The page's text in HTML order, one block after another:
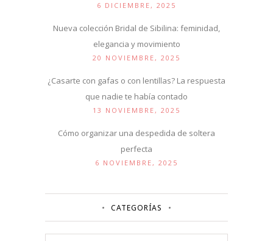
6 DICIEMBRE, 2025
Nueva colección Bridal de Sibilina: feminidad,
elegancia y movimiento
20 NOVIEMBRE, 2025
¿Casarte con gafas o con lentillas? La respuesta
que nadie te había contado
13 NOVIEMBRE, 2025
Cómo organizar una despedida de soltera
perfecta
6 NOVIEMBRE, 2025
CATEGORÍAS